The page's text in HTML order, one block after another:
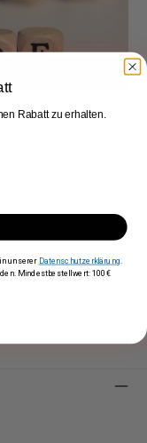
Rabatt zu erhalten.
unserer Datenschutzerklärung
Mindestbestellwert: 100€